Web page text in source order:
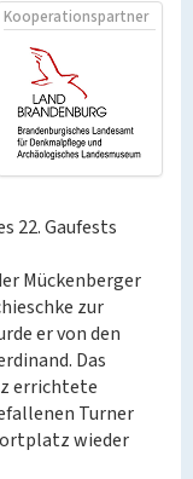
Kooperationspartner
22. Gaufests
Mückenberger
zur
er von den
Das
errichtete
Turner
wieder